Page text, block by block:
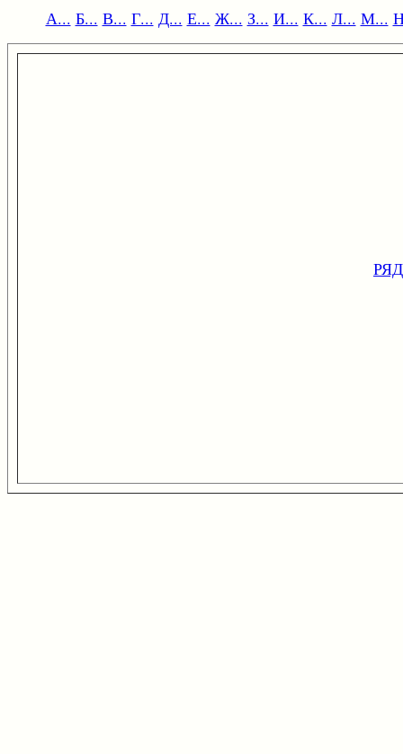
А... Б... В... Г... Д... Е... Ж... З... И... К... Л... М...